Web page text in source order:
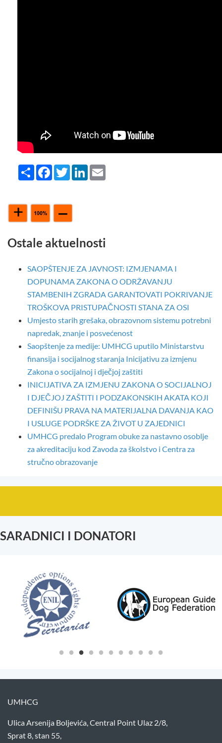
Share FacebookTwitterLinkedIn
Ostale aktuelnosti
SAOPŠTENJE ZA JAVNOST: IZMJENAMA I
DOPUNAMA ZAKONA O ODRŽAVANJU
STAMBENIH ZGRADA GARANTOVATI POKRIVANJE
TROŠKOVA PRISTUPAČNOSTI STANA ZA OSI
Umjesto starih grešaka, obrazovnom sistemu potrebni
napredak, znanje i posvećenost
Saopštenje za medije: UMHCG uputilo Ministarstvu
finansija i socijalnog staranja Inicijativu za izmjenu
Zakona o socijalnoj i dječjoj zaštiti
INICIJATIVA ZA IZMJENU ZAKONA O SOCIJALNOJ
I DJEČJOJ ZAŠTITI I PODZAKONSKIH AKATA KOJI
DEFINIŠU PRAVA NA MATERIJALNA DAVANJA KAO
I USLUGE PODRŠKE ZA ŽIVOT U ZAJEDNICI
UMHCG predalo Program obuke za nastavno osoblje
za akreditaciju kod Zavoda za školstvo i Centra za
stručno obrazovanje
SARADNICI I DONATORI
UMHCG
Ulica Arsenija Boljevića, Central Point Ulaz 2/8,
Sprat 8, stan 55,